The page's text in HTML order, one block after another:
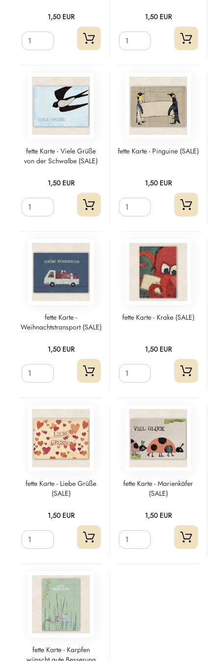
1,50 EUR 1,50 EUR
fette Karte - Viele Grüße
von der Schwalbe (SALE)
1,50 EUR
fette Karte - Pinguine (SALE)
1,50 EUR
fette Karte -
Weihnachtstransport (SALE)
1,50 EUR
fette Karte - Krake (SALE)
1,50 EUR
fette Karte - Liebe Grüße
(SALE)
1,50 EUR
fette Karte - Marienkäfer
(SALE)
1,50 EUR
fette Karte - Karpfen